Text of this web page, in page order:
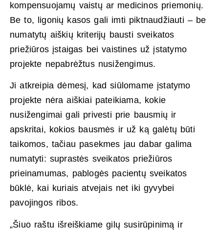
kompensuojamų vaistų ar medicinos priemonių.
Be to, ligonių kasos gali imti piktnaudžiauti – be
numatytų aiškių kriterijų bausti sveikatos
priežiūros įstaigas bei vaistines už įstatymo
projekte nepabrėžtus nusižengimus.
Ji atkreipia dėmesį, kad siūlomame įstatymo
projekte nėra aiškiai pateikiama, kokie
nusižengimai gali privesti prie bausmių ir
apskritai, kokios bausmės ir už ką galėtų būti
taikomos, tačiau pasekmes jau dabar galima
numatyti: suprastės sveikatos priežiūros
prieinamumas, pablogės pacientų sveikatos
būklė, kai kuriais atvejais net iki gyvybei
pavojingos ribos.
„Šiuo raštu išreiškiame gilų susirūpinimą ir